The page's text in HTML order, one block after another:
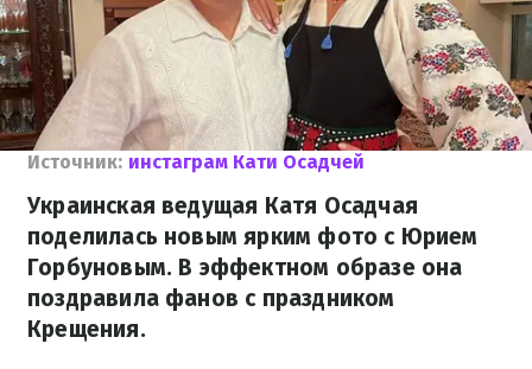
Источник: инстаграм Кати Осадчей
Украинская ведущая Катя Осадчая
поделилась новым ярким фото с Юрием
Горбуновым. В эффектном образе она
поздравила фанов с праздником
Крещения.